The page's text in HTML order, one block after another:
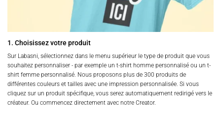
1. Choisissez votre produit
Sur Labasni, sélectionnez dans le menu supérieur le type de produit que vous
souhaitez personnaliser - par exemple un t-shirt homme personnalisé ou un t-
shirt femme personnalisé. Nous proposons plus de 300 produits de
différentes couleurs et tailles avec une impression personnalisée. Si vous
cliquez sur un produit spécifique, vous serez automatiquement redirigé vers le
créateur. Ou commencez directement avec notre Creator.